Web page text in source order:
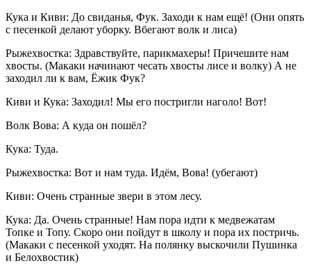
Кука и Киви: До свиданья, Фук. Заходи к нам ещё! (Они опять
с песенкой делают уборку. Вбегают волк и лиса)
Рыжехвостка: Здравствуйте, парикмахеры! Причешите нам
хвосты. (Макаки начинают чесать хвосты лисе и волку) А не
заходил ли к вам, Ёжик Фук?
Киви и Кука: Заходил! Мы его постригли наголо! Вот!
Волк Вова: А куда он пошёл?
Кука: Туда.
Рыжехвостка: Вот и нам туда. Идём, Вова! (убегают)
Киви: Очень странные звери в этом лесу.
Кука: Да. Очень странные! Нам пора идти к медвежатам
Топке и Топу. Скоро они пойдут в школу и пора их постричь.
(Макаки с песенкой уходят. На полянку выскочили Пушинка
и Белохвостик)